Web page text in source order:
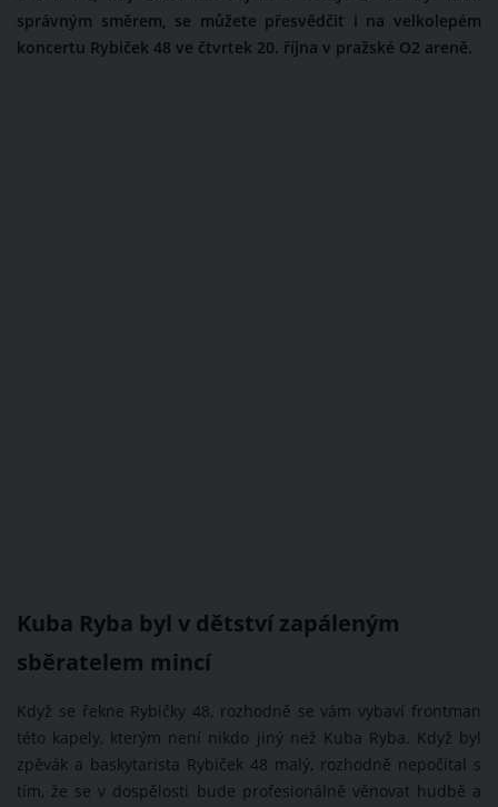
správným směrem, se můžete přesvědčit i na velkolepém
koncertu Rybiček 48 ve čtvrtek 20. října v pražské O2 areně.
Kuba Ryba byl v dětství zapáleným
sběratelem mincí
Když se řekne Rybičky 48, rozhodně se vám vybaví frontman
této kapely, kterým není nikdo jiný než Kuba Ryba. Když byl
zpěvák a baskytarista Rybiček 48 malý, rozhodně nepočítal s
tím, že se v dospělosti bude profesionálně věnovat hudbě a